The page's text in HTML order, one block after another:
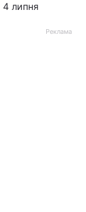
4 липня
Реклама